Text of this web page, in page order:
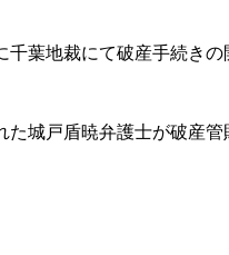
千葉地裁にて破産手続きの
城戸盾暁弁護士が破産